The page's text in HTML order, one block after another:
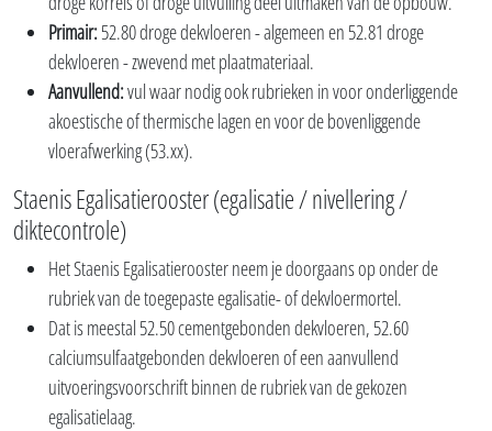
Primair:52.80 droge dekvloeren - algemeen en 52.81 droge
dekvloeren - zwevend met plaatmateriaal.
Aanvullend:vul waar nodig ook rubrieken in voor onderliggende
akoestische of thermische lagen en voor de bovenliggende
vloerafwerking (53.xx).
Staenis Egalisatierooster (egalisatie / nivellering /
diktecontrole)
Het Staenis Egalisatierooster neem je doorgaans op onder de
rubriek van de toegepaste egalisatie- of dekvloermortel.
Dat is meestal 52.50 cementgebonden dekvloeren, 52.60
calciumsulfaatgebonden dekvloeren of een aanvullend
uitvoeringsvoorschrift binnen de rubriek van de gekozen
egalisatielaag.